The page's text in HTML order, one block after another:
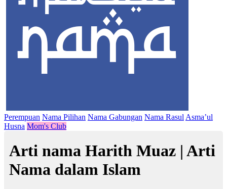
Perempuan Nama Pilihan Nama Gabungan Nama Rasul Asma’ul
Husna Mom's Club
Arti nama Harith Muaz | Arti
Nama dalam Islam